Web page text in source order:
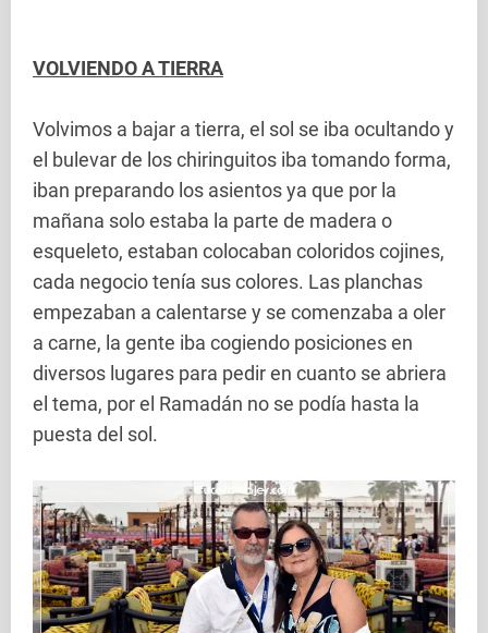
VOLVIENDO A TIERRA
Volvimos a bajar a tierra, el sol se iba ocultando y
el bulevar de los chiringuitos iba tomando forma,
iban preparando los asientos ya que por la
mañana solo estaba la parte de madera o
esqueleto, estaban colocaban coloridos cojines,
cada negocio tenía sus colores. Las planchas
empezaban a calentarse y se comenzaba a oler
a carne, la gente iba cogiendo posiciones en
diversos lugares para pedir en cuanto se abriera
el tema, por el Ramadán no se podía hasta la
puesta del sol.